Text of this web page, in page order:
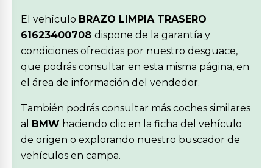
El vehículo BRAZO LIMPIA TRASERO
61623400708 dispone de la garantía y
condiciones ofrecidas por nuestro desguace,
que podrás consultar en esta misma página, en
el área de información del vendedor.
También podrás consultar más coches similares
al BMW haciendo clic en la ficha del vehículo
de origen o explorando nuestro buscador de
vehículos en campa.